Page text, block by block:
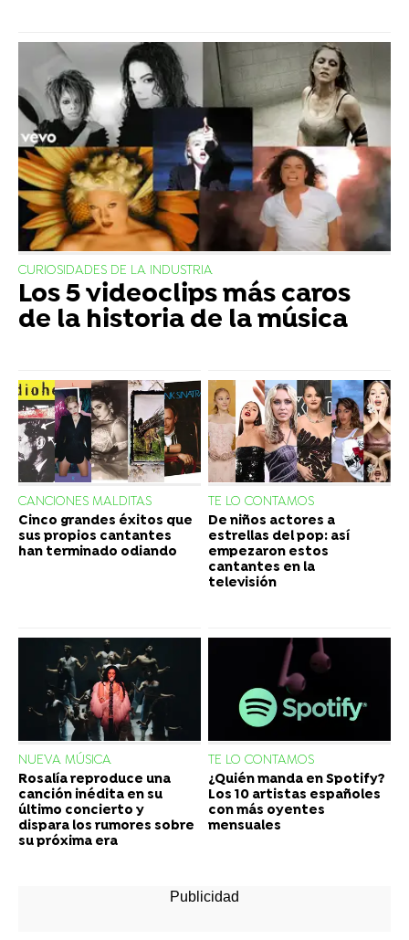
CURIOSIDADES DE LA INDUSTRIA
Los 5 videoclips más caros
de la historia de la música
CANCIONES MALDITAS
Cinco grandes éxitos que
sus propios cantantes
han terminado odiando
TE LO CONTAMOS
De niños actores a
estrellas del pop: así
empezaron estos
cantantes en la
televisión
NUEVA MÚSICA
Rosalía reproduce una
canción inédita en su
último concierto y
dispara los rumores sobre
su próxima era
TE LO CONTAMOS
¿Quién manda en Spotify?
Los 10 artistas españoles
con más oyentes
mensuales